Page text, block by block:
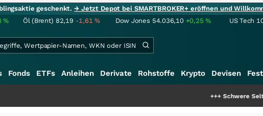
geschenkt.→ Jetzt Depot bei SMARTBROKER+ eröffnen und
% Öl (Brent) 82,19 -1,61% Dow Jones 54.036,10 +0,25% US Tech
Fonds ETFs Anleihen Derivate Rohstoffe Krypto Devisen
Schwere Seltene Erden: